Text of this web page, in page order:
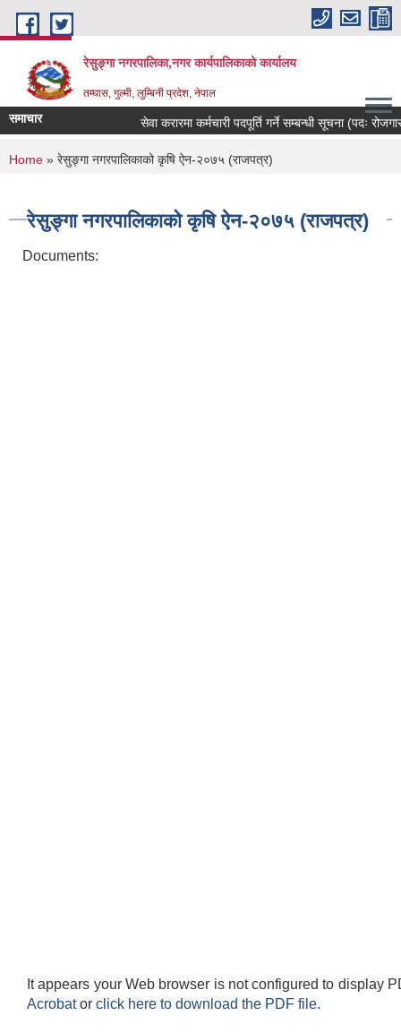
Skip to main content
रेसुङ्गा नगरपालिका,नगर कार्यपालिकाको कार्यालय
तम्घास, गुल्मी, लुम्बिनी प्रदेश, नेपाल
समाचार सेवा करारमा कर्मचारी पदपूर्ति गर्ने सम्बन्धी सूचना (पदः रोजगार
You are here
Home » रेसुङ्गा नगरपालिकाको कृषि ऐन-२०७५ (राजपत्र)
रेसुङ्गा नगरपालिकाको कृषि ऐन-२०७५ (राजपत्र)
Documents:
It appears your Web browser is not configured to display
Acrobator click here to download the PDF file.